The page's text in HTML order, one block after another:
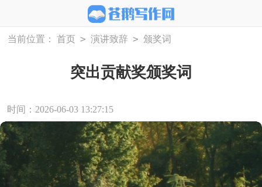
当前位置： 首页 > 演讲致辞 > 颁奖词
突出贡献奖颁奖词
时间：2026-06-03 13:27:15